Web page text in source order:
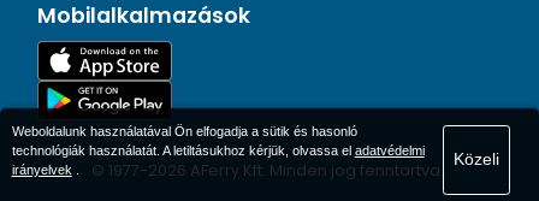
Mobilalkalmazások
© 1977-2026 AFerry Kft. Minden jog fenntartva..
Weboldalunk használatával Ön elfogadja a sütik és hasonló
technológiák használatát. A letiltásukhoz kérjük, olvassa el adatvédelmi
irányelvek
Közeli